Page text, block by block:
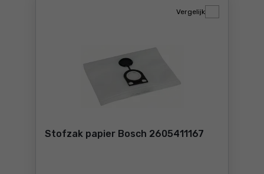
Stofzak papier Bosch 2605411167
Vergelijk